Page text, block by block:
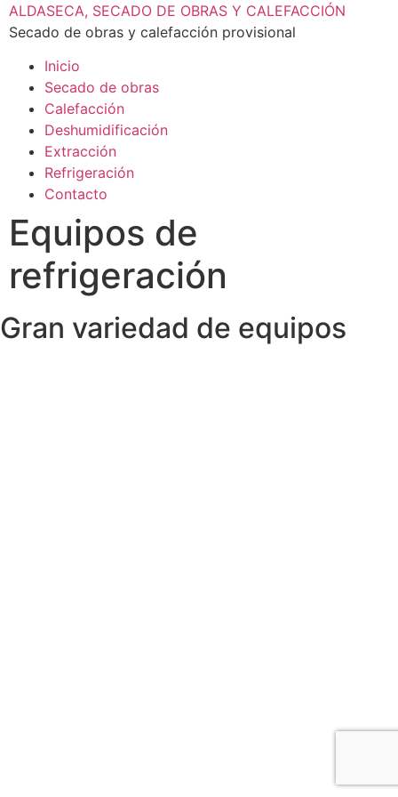
al
ALDASECA, SECADO DE OBRAS Y CALEFACCIÓN
Secado de obras y calefacción provisional
Inicio
Secado de obras
Calefacción
Deshumidificación
Extracción
Refrigeración
Contacto
Equipos de
refrigeración
Gran variedad de equipos